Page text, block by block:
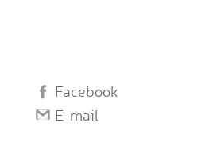
Facebook
E-mail